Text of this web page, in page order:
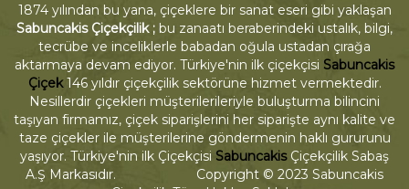
1874 yılından bu yana, çiçeklere bir sanat eseri gibi yaklaşan
Sabuncakis Çiçekçilik ; bu zanaatı beraberindeki ustalık, bilgi,
tecrübe ve inceliklerle babadan oğula ustadan çırağa
aktarmaya devam ediyor. Türkiye'nin ilk çiçekçisi Sabuncakis
Çiçek146 yıldır çiçekçilik sektörüne hizmet vermektedir.
Nesillerdir çiçekleri müşterilerileriyle buluşturma bilincini
taşıyan firmamız, çiçek siparişlerini her siparişte aynı kalite ve
taze çiçekler ile müşterilerine göndermenin haklı gururunu
yaşıyor. Türkiye'nin ilk Çiçekçisi SabuncakisÇiçekçilik Sabaş
A.Ş Markasıdır. Copyright © 2023 Sabuncakis